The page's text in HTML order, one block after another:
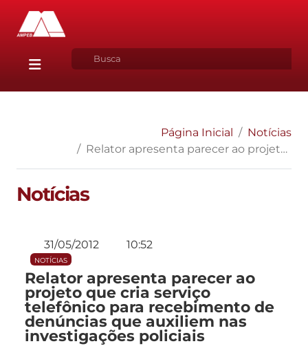
Página Inicial
Notícias
Relator apresenta parecer ao projeto que cria serviço telefônico para recebimento de denúncias que auxiliem nas investigações policiais
Notícias
31/05/2012 10:52
NOTÍCIAS
Relator apresenta parecer ao
projeto que cria serviço
telefônico para recebimento de
denúncias que auxiliem nas
investigações policiais